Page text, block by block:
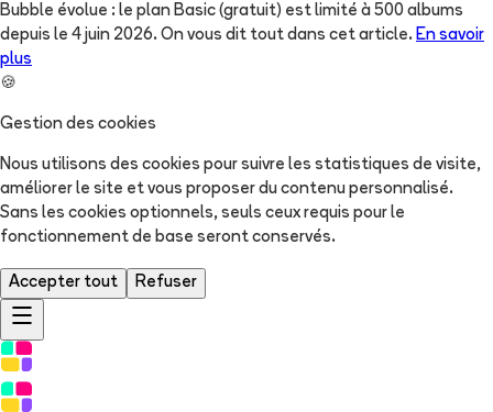
Bubble évolue : le plan Basic (gratuit) est limité à 500 albums
depuis le 4 juin 2026. On vous dit tout dans cet article. En savoir
plus
🍪
Gestion des cookies
Nous utilisons des cookies pour suivre les statistiques de visite,
améliorer le site et vous proposer du contenu personnalisé.
Sans les cookies optionnels, seuls ceux requis pour le
fonctionnement de base seront conservés.
Accepter tout Refuser